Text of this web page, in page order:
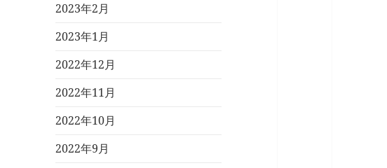
2023年2月
2023年1月
2022年12月
2022年11月
2022年10月
2022年9月